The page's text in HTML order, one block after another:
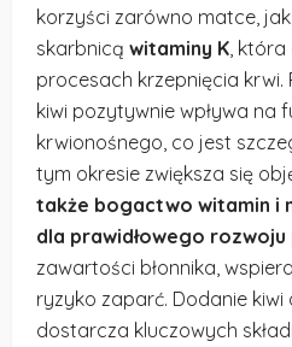
korzyści zarówno matce,
skarbnicą witaminy K,
procesach krzepnięcia krwi.
kiwi pozytywnie wpływa na
krwionośnego, co jest
tym okresie zwiększa się
także bogactwo witamin i
dla prawidłowego rozwoju
zawartości błonnika,
ryzyko zaparć. Dodanie kiwi
dostarcza kluczowych